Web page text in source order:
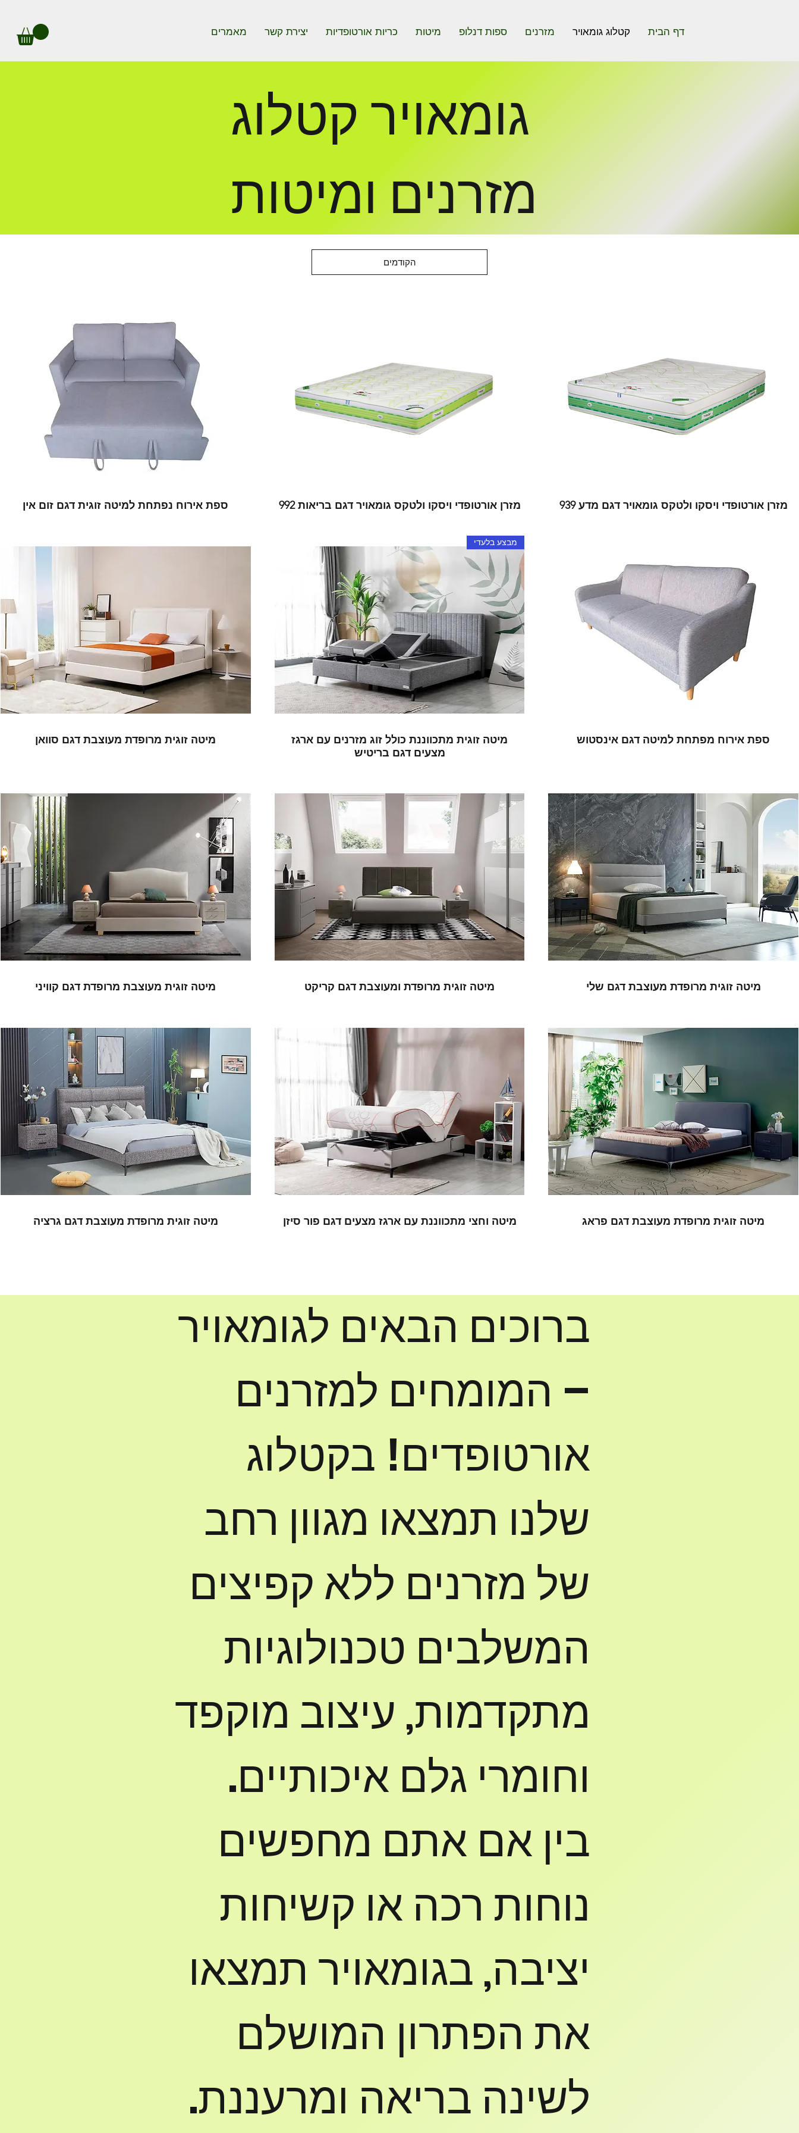
דף הבית קטלוג גומאויר מזרנים ספות דנלופ מיטות כריות אורטופדיות יצירת קשר מאמרים
הקודמים
מזרן אורטופדי ויסקו ולטקס גומאויר דגם מדע 939 מזרן אורטופדי ויסקו ולטקס גומאויר דגם בריאות 992 ספת אירוח נפתחת למיטה זוגית דגם זום אין
ספת אירוח מפתחת למיטה דגם אינסטוש
מבצע בלעדי
מיטה זוגית מתכווננת כולל זוג מזרנים עם ארגז
מצעים דגם בריטיש
מיטה זוגית מרופדת מעוצבת דגם סוואן
מיטה זוגית מרופדת מעוצבת דגם שלי מיטה זוגית מרופדת ומעוצבת דגם קריקט מיטה זוגית מעוצבת מרופדת דגם קוויני
מיטה זוגית מרופדת מעוצבת דגם פראג מיטה וחצי מתכווננת עם ארגז מצעים דגם פור סיזן מיטה זוגית מרופדת מעוצבת דגם גרציה
גומאויר קטלוג
מזרנים ומיטות
ברוכים הבאים לגומאויר
– המומחים למזרנים
אורטופדים! בקטלוג
שלנו תמצאו מגוון רחב
של מזרנים ללא קפיצים
המשלבים טכנולוגיות
מתקדמות, עיצוב מוקפד
וחומרי גלם איכותיים.
בין אם אתם מחפשים
נוחות רכה או קשיחות
יציבה, בגומאויר תמצאו
את הפתרון המושלם
לשינה בריאה ומרעננת.